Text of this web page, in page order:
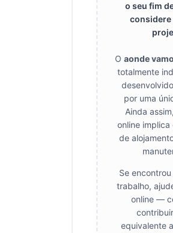
o seu fim
considere
O aonde
totalmente
por uma
Ainda
online implica
de
Se
trabalho,
online —
equivalente